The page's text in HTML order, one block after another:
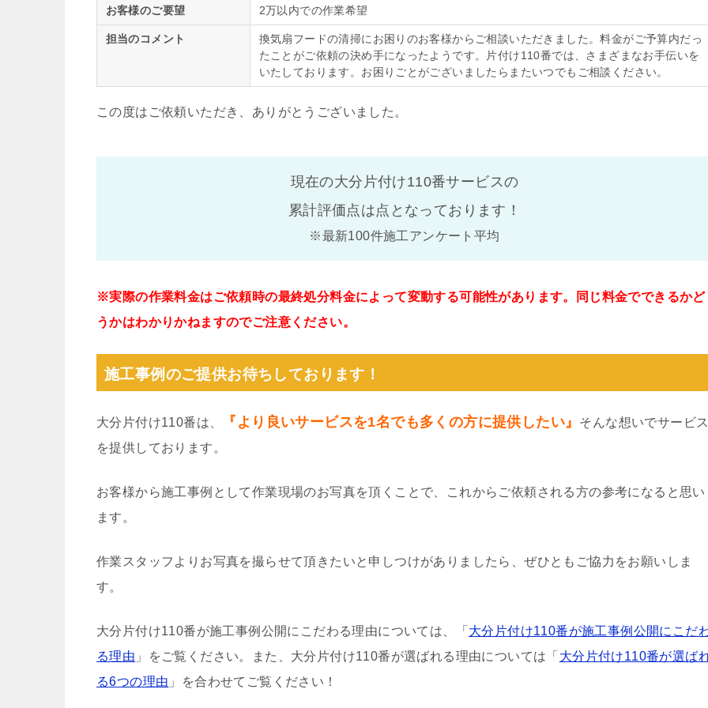
お客様のご要望 2万以内での作業希望
担当のコメント
換気扇フードの清掃にお困りのお客様からご相談いただきました。料金がご予算内だっ
たことがご依頼の決め手になったようです。片付け110番では、さまざまなお手伝いを
いたしております。お困りごとがございましたらまたいつでもご相談ください。
この度はご依頼いただき、ありがとうございました。
現在の大分片付け110番サービスの
累計評価点は点となっております！
※最新100件施工アンケート平均
※実際の作業料金はご依頼時の最終処分料金によって変動する可能性があります。同じ料金でできるかど
うかはわかりかねますのでご注意ください。
施工事例のご提供お待ちしております！
大分片付け110番は、 『より良いサービスを1名でも多くの方に提供したい』
そんな想いでサービス
を提供しております。
お客様から施工事例として作業現場のお写真を頂くことで、これからご依頼される方の参考になると思い
ます。
作業スタッフよりお写真を撮らせて頂きたいと申しつけがありましたら、ぜひともご協力をお願いしま
す。
大分片付け110番が施工事例公開にこだわる理由については、「 大分片付け110番が施工事例公開にこだ
る理由 」をご覧ください。また、大分片付け110番が選ばれる理由については「 大分片付け110番が選ば
る6つの理由 」を合わせてご覧ください！